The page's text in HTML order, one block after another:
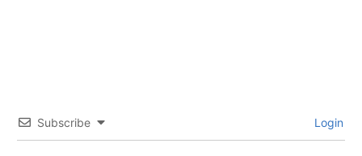
Subscribe Login